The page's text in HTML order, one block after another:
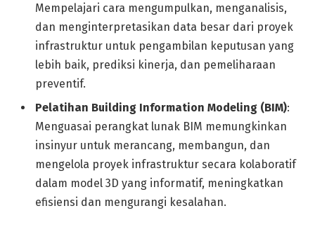
Mempelajari cara mengumpulkan, menganalisis,
dan menginterpretasikan data besar dari proyek
infrastruktur untuk pengambilan keputusan yang
lebih baik, prediksi kinerja, dan pemeliharaan
preventif.
Pelatihan Building Information Modeling (BIM):
Menguasai perangkat lunak BIM memungkinkan
insinyur untuk merancang, membangun, dan
mengelola proyek infrastruktur secara kolaboratif
dalam model 3D yang informatif, meningkatkan
efisiensi dan mengurangi kesalahan.